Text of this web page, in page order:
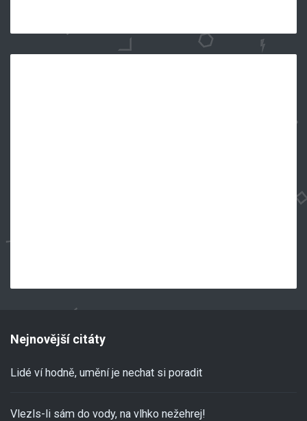
Nejnovější citáty
Lidé ví hodně, umění je nechat si poradit
Vlezls-li sám do vody, na vlhko nežehrej!